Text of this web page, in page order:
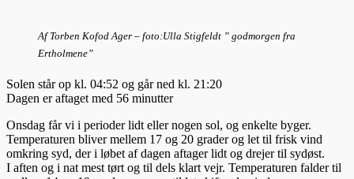
Af Torben Kofod Ager – foto:Ulla Stigfeldt ” godmorgen fra
Ertholmene”
Solen står op kl. 04:52 og går ned kl. 21:20
Dagen er aftaget med 56 minutter
Onsdag får vi i perioder lidt eller nogen sol, og enkelte byger.
Temperaturen bliver mellem 17 og 20 grader og let til frisk vind
omkring syd, der i løbet af dagen aftager lidt og drejer til sydøst.
I aften og i nat mest tørt og til dels klart vejr. Temperaturen falder til